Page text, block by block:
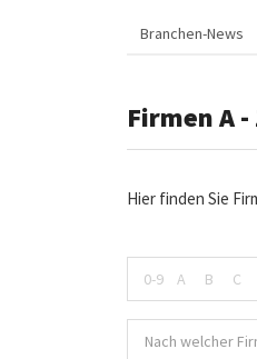
Branchen-News
Firmen A -
Hier finden Sie
0-9 A B C